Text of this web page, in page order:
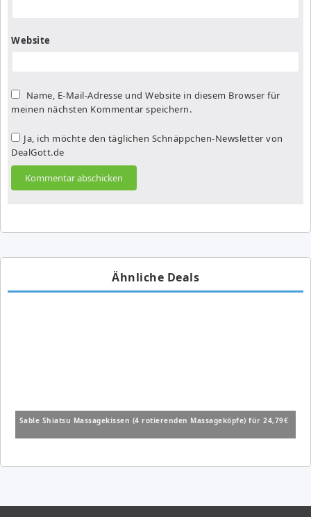
Website
Name, E-Mail-Adresse und Website in diesem Browser für
meinen nächsten Kommentar speichern.
Ja, ich möchte den täglichen Schnäppchen-Newsletter von
DealGott.de
Ähnliche Deals
Sable Shiatsu Massagekissen (4 rotierenden Massageköpfe) für 24,79€